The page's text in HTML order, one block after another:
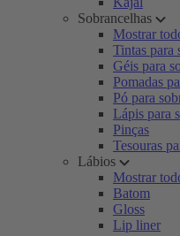
Sobrancelhas
Mostrar
Tintas para
Géis para
Pomadas
Pó para
Lápis para
Pinças
Tesouras
Lábios
Mostrar
Batom
Gloss
Lip liner